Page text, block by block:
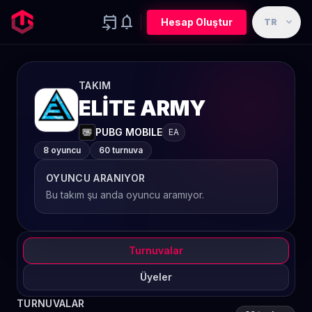
event_upcoming notifications Hesap Oluştur TR expand_more
TAKIM
ELİTE ARMY
PUBG MOBILE EA
8 oyuncu
60 turnuva
OYUNCU ARANIYOR
Bu takım şu anda oyuncu aramıyor.
Turnuvalar
Üyeler
TURNUVALAR